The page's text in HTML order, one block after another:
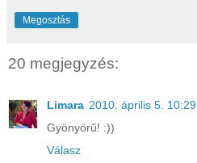
Megosztás
20 megjegyzés:
Limara 2010. április 5. 10:29
Gyönyörű! :))
Válasz